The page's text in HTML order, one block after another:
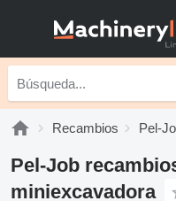
Recambios Pel-
Pel-Job
miniexcavadora